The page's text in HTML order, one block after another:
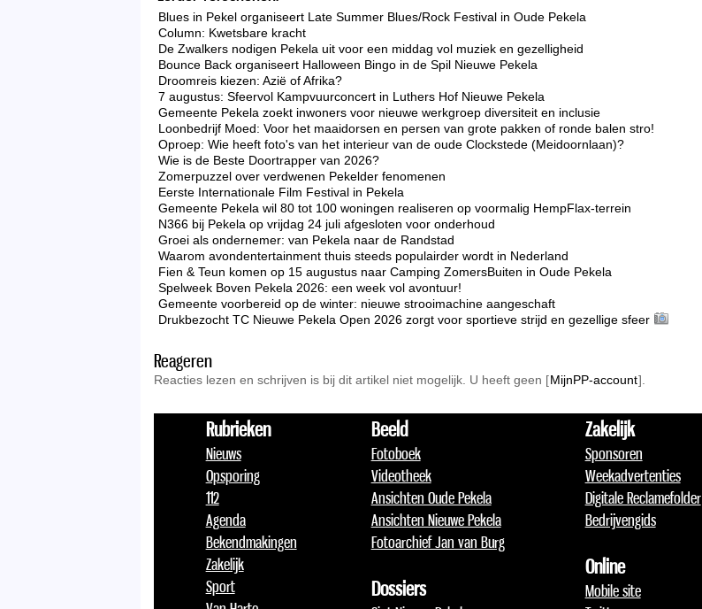
Blues in Pekel organiseert Late Summer Blues/Rock Festival in Oude Pekela
Column: Kwetsbare kracht
De Zwalkers nodigen Pekela uit voor een middag vol muziek en gezelligheid
Bounce Back organiseert Halloween Bingo in de Spil Nieuwe Pekela
Droomreis kiezen: Azië of Afrika?
7 augustus: Sfeervol Kampvuurconcert in Luthers Hof Nieuwe Pekela
Gemeente Pekela zoekt inwoners voor nieuwe werkgroep diversiteit en inclusie
Loonbedrijf Moed: Voor het maaidorsen en persen van grote pakken of ronde balen stro!
Oproep: Wie heeft foto's van het interieur van de oude Clockstede (Meidoornlaan)?
Wie is de Beste Doortrapper van 2026?
Zomerpuzzel over verdwenen Pekelder fenomenen
Eerste Internationale Film Festival in Pekela
Gemeente Pekela wil 80 tot 100 woningen realiseren op voormalig HempFlax-terrein
N366 bij Pekela op vrijdag 24 juli afgesloten voor onderhoud
Groei als ondernemer: van Pekela naar de Randstad
Waarom avondentertainment thuis steeds populairder wordt in Nederland
Fien & Teun komen op 15 augustus naar Camping ZomersBuiten in Oude Pekela
Spelweek Boven Pekela 2026: een week vol avontuur!
Gemeente voorbereid op de winter: nieuwe strooimachine aangeschaft
Drukbezocht TC Nieuwe Pekela Open 2026 zorgt voor sportieve strijd en gezellige sfeer
Reageren
Reacties lezen en schrijven is bij dit artikel niet mogelijk. U heeft geen [MijnPP-account].
Rubrieken
Nieuws
Opsporing
112
Agenda
Bekendmakingen
Zakelijk
Sport
Beeld
Fotoboek
Videotheek
Ansichten Oude Pekela
Ansichten Nieuwe Pekela
Fotoarchief Jan van Burg
Dossiers
Zakelijk
Sponsoren
Weekadvertenties
Digitale Reclamefolder
Bedrijvengids
Online
Mobile site